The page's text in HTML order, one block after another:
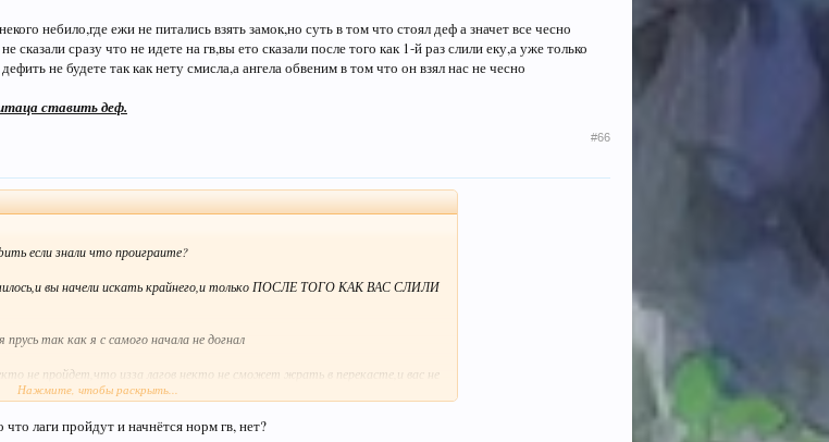
небило,где ежи не питались взять замок,но суть в том что стоял деф а значет все чесно
сразу что не идете на гв,вы ето сказали после того как 1-й раз слили еку,а уже только
не будете так как нету смисла,а ангела обвеним в том что он взял нас не чесно
ставить деф.
#66
если знали что проиграите?
вы начели искать крайнего,и только ПОСЛЕ ТОГО КАК ВАС СЛИЛИ
так как я с самого начала не догнал
не пройдет,что изза лагов некто не сможет жрать в перекасте,и вас не
придумать и придумаете так називаемую "крысу сервера"
Нажмите, чтобы раскрыть...
лаги пройдут и начнётся норм гв, нет?